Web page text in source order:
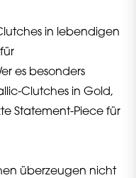
in lebendigen
es besonders
Clutches in Gold,
Statement-Piece für
überzeugen nicht